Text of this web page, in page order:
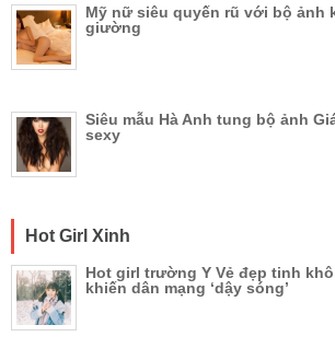
Mỹ nữ siêu quyến rũ với bộ ảnh
giường
Siêu mẫu Hà Anh tung bộ ảnh
sexy
Hot Girl Xinh
Hot girl trường Y Vẻ đẹp tinh
khiến dân mạng ‘dậy sóng’